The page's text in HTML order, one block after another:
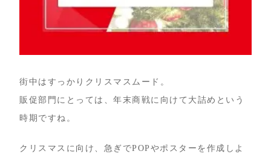
街中はすっかりクリスマスムード。
販促部門にとっては、年末商戦に向けて大詰めという
時期ですね。
クリスマスに向け、急ぎでPOPやポスターを作成しよ